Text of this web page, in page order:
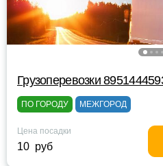
Грузоперевозки
ПО ГОРОДУ МЕЖГОРОД
Цена посадки
10 руб